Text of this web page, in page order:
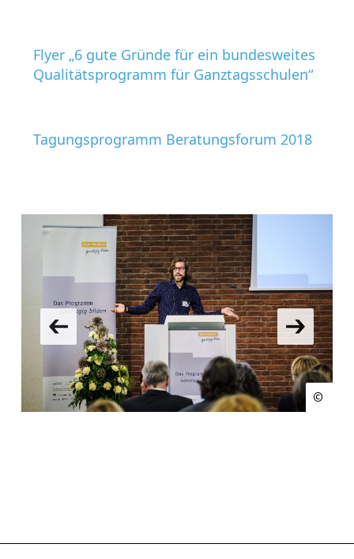
Flyer „6 gute Gründe für ein bundesweites
Qualitätsprogramm für Ganztagsschulen“
Tagungsprogramm Beratungsforum 2018